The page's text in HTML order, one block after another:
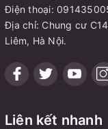
Điện thoại:
Địa chỉ: Chung cư
Liêm, Hà Nội.
Liên kết nhanh